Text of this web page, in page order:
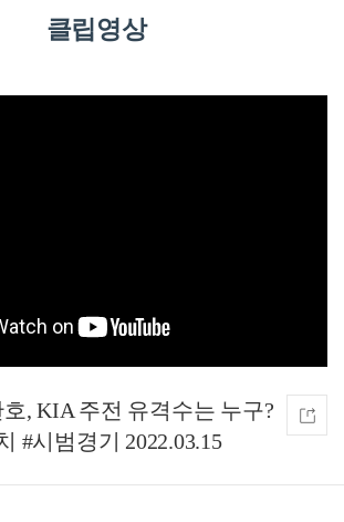
클립영상
, KIA 주전 유격수는 누구?
#시범경기 2022.03.15